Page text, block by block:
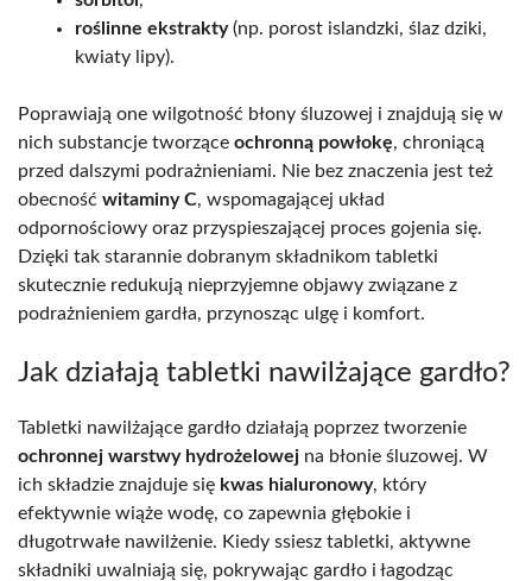
roślinne ekstrakty(np. porost islandzki, ślaz dziki,
kwiaty lipy).
Poprawiają one wilgotność błony śluzowej i znajdują się w
nich substancje tworzące ochronną powłokę, chroniącą
przed dalszymi podrażnieniami. Nie bez znaczenia jest też
obecność witaminy C, wspomagającej układ
odpornościowy oraz przyspieszającej proces gojenia się.
Dzięki tak starannie dobranym składnikom tabletki
skutecznie redukują nieprzyjemne objawy związane z
podrażnieniem gardła, przynosząc ulgę i komfort.
Jak działają tabletki nawilżające gardło?
Tabletki nawilżające gardło działają poprzez tworzenie
ochronnej warstwy hydrożelowej na błonie śluzowej. W
ich składzie znajduje się kwas hialuronowy, który
efektywnie wiąże wodę, co zapewnia głębokie i
długotrwałe nawilżenie. Kiedy ssiesz tabletki, aktywne
składniki uwalniają się, pokrywając gardło i łagodząc